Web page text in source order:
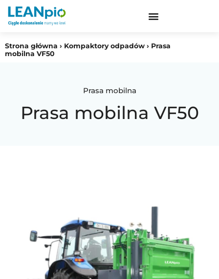
Strona główna › Kompaktory odpadów › Prasa
mobilna VF50
Prasa mobilna
Prasa mobilna VF50